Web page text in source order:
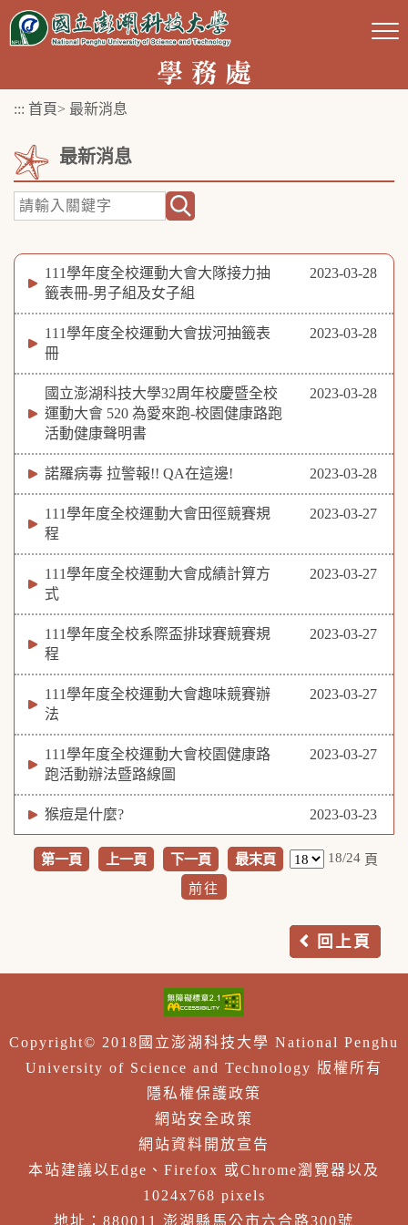
跳
::: 首頁> 最新消息
最新消息
111學年度全校運動大會大隊接力抽
籤表冊-男子組及女子組
2023-03-28
111學年度全校運動大會拔河抽籤表
冊
2023-03-28
國立澎湖科技大學32周年校慶暨全校
運動大會 520 為愛來跑-校園健康路跑
活動健康聲明書
2023-03-28
諾羅病毒 拉警報!! QA在這邊! 2023-03-28
111學年度全校運動大會田徑競賽規
程
2023-03-27
111學年度全校運動大會成績計算方
式
2023-03-27
111學年度全校系際盃排球賽競賽規
程
2023-03-27
111學年度全校運動大會趣味競賽辦
法
2023-03-27
111學年度全校運動大會校園健康路
跑活動辦法暨路線圖
2023-03-27
猴痘是什麼? 2023-03-23
第一頁 上一頁 下一頁 最末頁 18/24 頁
回上頁
Copyright© 2018國立澎湖科技大學 National Penghu
University of Science and Technology 版權所有
隱私權保護政策
網站安全政策
網站資料開放宣告
本站建議以Edge、Firefox 或Chrome瀏覽器以及
1024x768 pixels
地址：880011 澎湖縣馬公市六合路300號